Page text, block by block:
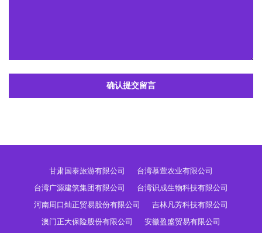
确认提交留言
甘肃国泰旅游有限公司
台湾慕萱农业有限公司
台湾广源建筑集团有限公司
台湾识成生物科技有限公司
河南周口灿正贸易股份有限公司
吉林凡芳科技有限公司
澳门正大保险股份有限公司
安徽盈盛贸易有限公司